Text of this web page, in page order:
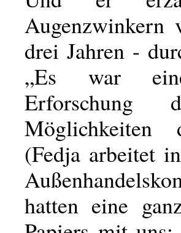
drei Jahren -
„Es war
Erforschung
Möglichkeiten
(Fedja arbeitet
hatten eine